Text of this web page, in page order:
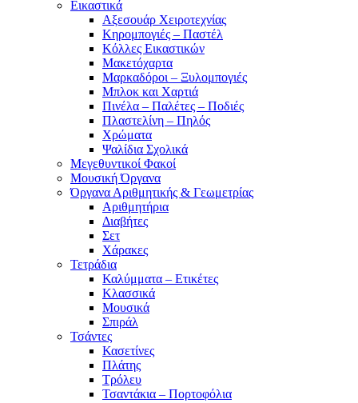
Εικαστικά
Αξεσουάρ Χειροτεχνίας
Κηρομπογιές – Παστέλ
Κόλλες Εικαστικών
Μακετόχαρτα
Μαρκαδόροι – Ξυλομπογιές
Μπλοκ και Χαρτιά
Πινέλα – Παλέτες – Ποδιές
Πλαστελίνη – Πηλός
Χρώματα
Ψαλίδια Σχολικά
Μεγεθυντικοί Φακοί
Μουσική Όργανα
Όργανα Αριθμητικής & Γεωμετρίας
Αριθμητήρια
Διαβήτες
Σετ
Χάρακες
Τετράδια
Καλύμματα – Ετικέτες
Κλασσικά
Μουσικά
Σπιράλ
Τσάντες
Κασετίνες
Πλάτης
Τρόλευ
Τσαντάκια – Πορτοφόλια